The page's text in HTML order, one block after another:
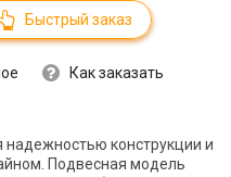
Быстрый заказ
Как заказать
надежностью конструкции и
Подвесная модель